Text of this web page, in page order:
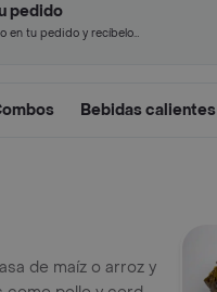
pedido
en tu pedido y recíbelo
Bebidas calientes
de maíz o arroz y